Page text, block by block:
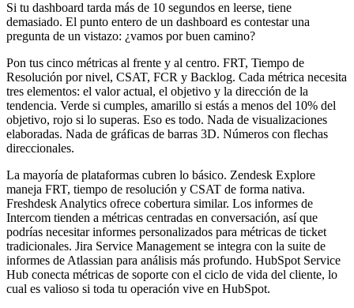
Si tu dashboard tarda más de 10 segundos en leerse, tiene
demasiado. El punto entero de un dashboard es contestar una
pregunta de un vistazo: ¿vamos por buen camino?
Pon tus cinco métricas al frente y al centro. FRT, Tiempo de
Resolución por nivel, CSAT, FCR y Backlog. Cada métrica necesita
tres elementos: el valor actual, el objetivo y la dirección de la
tendencia. Verde si cumples, amarillo si estás a menos del 10% del
objetivo, rojo si lo superas. Eso es todo. Nada de visualizaciones
elaboradas. Nada de gráficas de barras 3D. Números con flechas
direccionales.
La mayoría de plataformas cubren lo básico. Zendesk Explore
maneja FRT, tiempo de resolución y CSAT de forma nativa.
Freshdesk Analytics ofrece cobertura similar. Los informes de
Intercom tienden a métricas centradas en conversación, así que
podrías necesitar informes personalizados para métricas de ticket
tradicionales. Jira Service Management se integra con la suite de
informes de Atlassian para análisis más profundo. HubSpot Service
Hub conecta métricas de soporte con el ciclo de vida del cliente, lo
cual es valioso si toda tu operación vive en HubSpot.